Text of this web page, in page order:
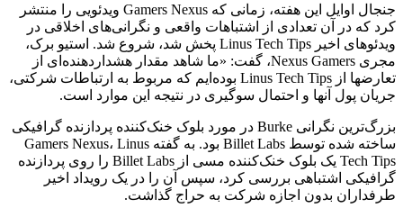
جنجال اوایل این هفته، زمانی که Gamers Nexus ویدئویی را منتشر
کرد که در آن تعدادی از اشتباهات واقعی و نگرانی‌های اخلاقی در
ویدئوهای اخیر Linus Tech Tips پخش شد، شروع شد. استیو برک،
مجری Nexus Gamers، گفت: «ما شاهد مقدار هشداردهنده‌ای از
تعارض­ها از Linus Tech Tips بوده‌ایم که مربوط به ارتباطات شرکتی،
جریان پول آنها و احتمال سوگیری در نتیجه این موارد است.
بزرگ‌ترین نگرانی Burke در مورد بلوک خنک‌کننده پردازنده گرافیکی
ساخته شده توسط Billet Labs بود. به گفته Gamers Nexus، Linus
Tech Tips یک بلوک خنک‌کننده مسی از Billet Labs را روی پردازنده
گرافیکی اشتباهی بررسی کرد، سپس آن را در یک رویداد اخیر
طرفداران بدون اجازه شرکت به حراج گذاشت.